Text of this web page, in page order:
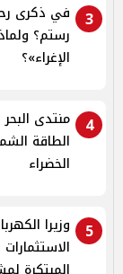
3
في ذكرى
رستم؟
الإغراء»؟
4
منتدى
الطاقة
الخضراء
5
وزيرا